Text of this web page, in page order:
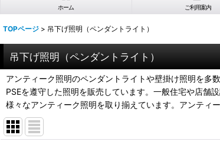
ホーム ご利用案内
TOPページ > 吊下げ照明（ペンダントライト）
吊下げ照明（ペンダントライト）
アンティーク照明のペンダントライトや壁掛け照明を多
PSEを遵守した照明を販売しています。一般住宅や店舗
様々なアンティーク照明を取り揃えています。アンティ